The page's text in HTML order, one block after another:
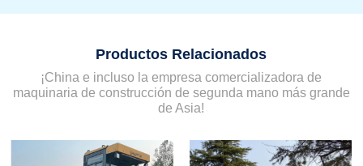
Productos Relacionados
¡China e incluso la empresa comercializadora de
maquinaria de construcción de segunda mano más grande
de Asia!